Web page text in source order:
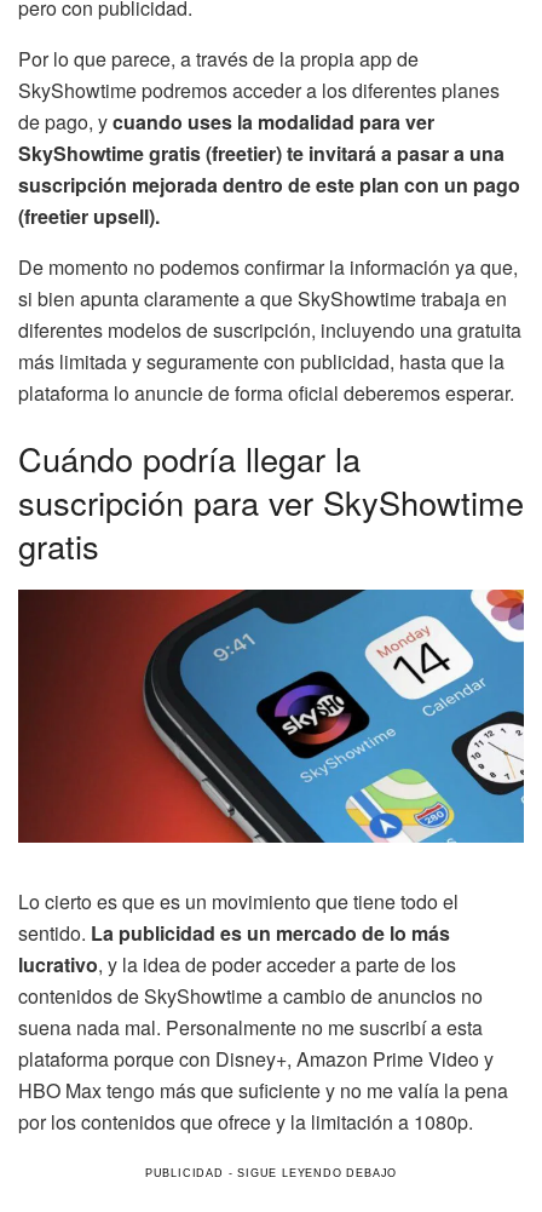
pero con publicidad.
Por lo que parece, a través de la propia app de
SkyShowtime podremos acceder a los diferentes planes
de pago, ycuando uses la modalidad para ver
SkyShowtime gratis (freetier) te invitará a pasar a una
suscripción mejorada dentro de este plan con un pago
(freetier upsell).
De momento no podemos confirmar la información ya que,
si bien apunta claramente a que SkyShowtime trabaja en
diferentes modelos de suscripción, incluyendo una gratuita
más limitada y seguramente con publicidad, hasta que la
plataforma lo anuncie de forma oficial deberemos esperar.
Cuándo podría llegar la
suscripción para ver SkyShowtime
gratis
Lo cierto es que es un movimiento que tiene todo el
sentido. La publicidad es un mercado de lo más
lucrativo, y la idea de poder acceder a parte de los
contenidos de SkyShowtime a cambio de anuncios no
suena nada mal. Personalmente no me suscribí a esta
plataforma porque con Disney+, Amazon Prime Video y
HBO Max tengo más que suficiente y no me valía la pena
por los contenidos que ofrece y la limitación a 1080p.